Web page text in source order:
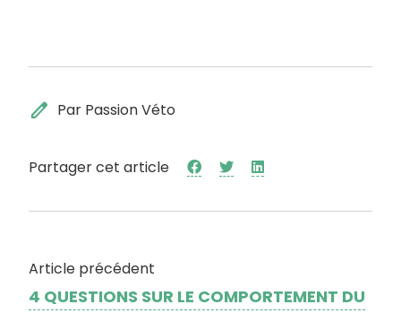
edit Par Passion Véto
Partager cet article
Article précédent
4 QUESTIONS SUR LE COMPORTEMENT DU